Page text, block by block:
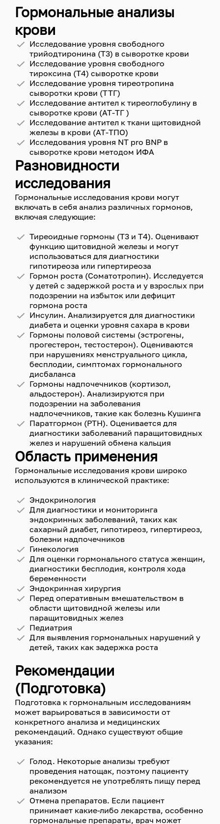
Гормональные анализы
крови
Исследование уровня свободного
трийодтиронина (Т3) в сыворотке крови
Исследование уровня свободного
тироксина (Т4) сыворотке крови
Исследование уровня тиреотропина
сыворотки крови (ТТГ)
Исследование антител к тиреоглобулину в
сыворотке крови (АТ-ТГ )
Исследование антител к ткани щитовидной
железы в крови (АТ-ТПО)
Исследования уровня NT pro BNP в
сыворотке крови методом ИФА
Разновидности
исследования
Гормональные исследования крови могут
включать в себя анализ различных гормонов,
включая следующие:
Тиреоидные гормоны (Т3 и Т4). Оценивают
функцию щитовидной железы и могут
использоваться для диагностики
гипотиреоза или гипертиреоза
Гормон роста (Соматотропин). Исследуется
у детей с задержкой роста и у взрослых при
подозрении на избыток или дефицит
гормона роста
Инсулин. Анализируется для диагностики
диабета и оценки уровня сахара в крови
Гормоны половой системы (эстрогены,
прогестерон, тестостерон). Оцениваются
при нарушениях менструального цикла,
бесплодии, симптомах гормонального
дисбаланса
Гормоны надпочечников (кортизол,
альдостерон). Анализируются при
подозрении на заболевания
надпочечников, такие как болезнь Кушинга
Паратгормон (PTH). Оценивается для
диагностики заболеваний паращитовидных
желез и нарушений обмена кальция
Область применения
Гормональные исследования крови широко
используются в клинической практике:
Эндокринология
Для диагностики и мониторинга
эндокринных заболеваний, таких как
сахарный диабет, гипотиреоз, гипертиреоз,
болезни надпочечников
Гинекология
Для оценки гормонального статуса женщин,
диагностики бесплодия, контроля хода
беременности
Эндокринная хирургия
Перед оперативным вмешательством в
области щитовидной железы или
паращитовидных желез
Педиатрия
Для выявления гормональных нарушений у
детей, таких как задержка роста
Рекомендации
(Подготовка)
Подготовка к гормональным исследованиям
может варьироваться в зависимости от
конкретного анализа и медицинских
рекомендаций. Однако существуют общие
указания:
Голод. Некоторые анализы требуют
проведения натощак, поэтому пациенту
рекомендуется не употреблять пищу перед
анализом
Отмена препаратов. Если пациент
принимает какие-либо лекарства, особенно
гормональные препараты, врач может